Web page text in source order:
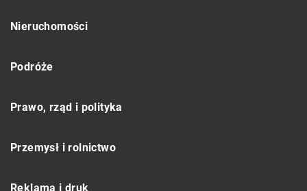
Nieruchomości
Podróże
Prawo, rząd i polityka
Przemysł i rolnictwo
Reklama i druk